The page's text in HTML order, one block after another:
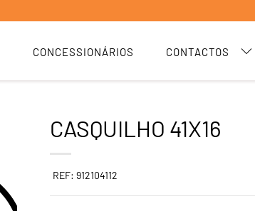
CONCESSIONÁRIOS CONTACTOS
CASQUILHO 41X16
REF: 912104112